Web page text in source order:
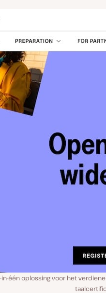
in-één oplossing voor het